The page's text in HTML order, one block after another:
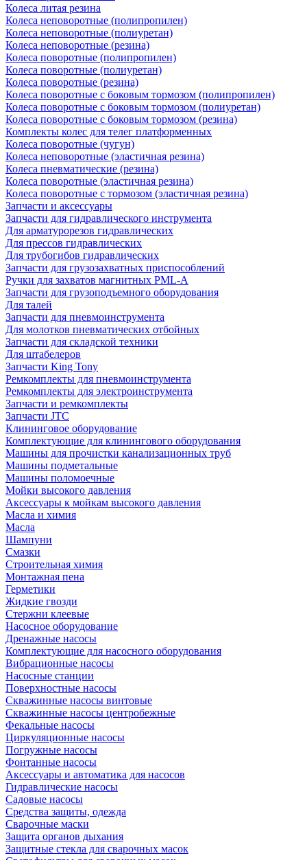
Колеса литая резина
Колеса неповоротные (полипропилен)
Колеса неповоротные (полиуретан)
Колеса неповоротные (резина)
Колеса поворотные (полипропилен)
Колеса поворотные (полиуретан)
Колеса поворотные (резина)
Колеса поворотные c боковым тормозом (полипропилен)
Колеса поворотные c боковым тормозом (полиуретан)
Колеса поворотные c боковым тормозом (резина)
Комплекты колес для телег платформенных
Колеса поворотные (чугун)
Колеса неповоротные (эластичная резина)
Колеса пневматические (резина)
Колеса поворотные (эластичная резина)
Колеса поворотные c тормозом (эластичная резина)
Запчасти и аксессуары
Запчасти для гидравлического инструмента
Для арматурорезов гидравлических
Для прессов гидравлических
Для трубогибов гидравлических
Запчасти для грузозахватных приспособлений
Ручки для захватов магнитных PML-A
Запчасти для грузоподъемного оборудования
Для талей
Запчасти для пневмоинструмента
Для молотков пневматических отбойных
Запчасти для складской техники
Для штабелеров
Запчасти King Tony
Ремкомплекты для пневмоинструмента
Ремкомплекты для электроинструмента
Запчасти и ремкомплекты
Запчасти JTC
Клининговое оборудование
Комплектующие для клинингового оборудования
Машины для прочистки канализационных труб
Машины подметальные
Машины поломоечные
Мойки высокого давления
Аксессуары к мойкам высокого давления
Масла и химия
Масла
Шампуни
Смазки
Строительная химия
Монтажная пена
Герметики
Жидкие гвозди
Стержни клеевые
Насосное оборудование
Дренажные насосы
Комплектующие для насосного оборудования
Вибрационные насосы
Насосные станции
Поверхностные насосы
Скважинные насосы винтовые
Скважинные насосы центробежные
Фекальные насосы
Циркуляционные насосы
Погружные насосы
Фонтанные насосы
Аксессуары и автоматика для насосов
Гидравлические насосы
Садовые насосы
Средства защиты, одежда
Сварочные маски
Защита органов дыхания
Защитные стекла для сварочных масок